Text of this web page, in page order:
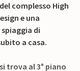
complesso High
e una
di
a casa.
trova al 3° piano